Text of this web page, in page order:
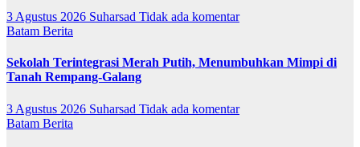
3 Agustus 2026 Suharsad Tidak ada komentar
Batam Berita
Sekolah Terintegrasi Merah Putih, Menumbuhkan Mimpi di
Tanah Rempang-Galang
3 Agustus 2026 Suharsad Tidak ada komentar
Batam Berita